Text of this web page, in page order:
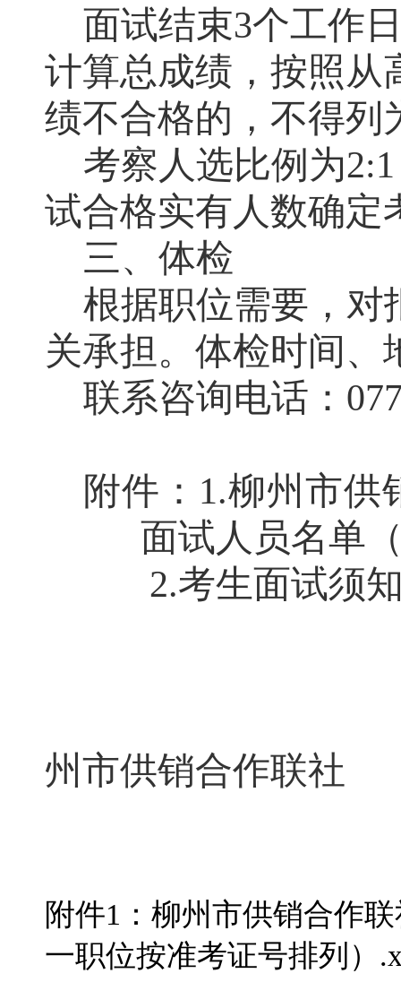
面试结束3个工作
计算总成绩，按照从
绩不合格的，不得列
考察人选比例为2:1
试合格实有人数确定
三、体检
根据职位需要，对
关承担。体检时间、
联系咨询电话：
附件： 1.柳州市供
面试人员名单
2.考生面试须
州市供销合作联社
附件1：柳州市供销合作
一职位按准考证号排列）